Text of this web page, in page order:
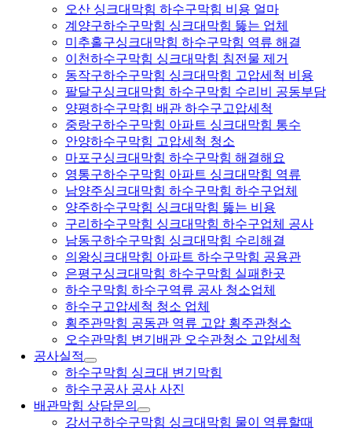
오산 싱크대막힘 하수구막힘 비용 얼마
계양구하수구막힘 싱크대막힘 뚫는 업체
미추홀구싱크대막힘 하수구막힘 역류 해결
이천하수구막힘 싱크대막힘 침전물 제거
동작구하수구막힘 싱크대막힘 고압세척 비용
팔달구싱크대막힘 하수구막힘 수리비 공동부담
양평하수구막힘 배관 하수구고압세척
중랑구하수구막힘 아파트 싱크대막힘 통수
안양하수구막힘 고압세척 청소
마포구싱크대막힘 하수구막힘 해결해요
영통구하수구막힘 아파트 싱크대막힘 역류
남양주싱크대막힘 하수구막힘 하수구업체
양주하수구막힘 싱크대막힘 뚫는 비용
구리하수구막힘 싱크대막힘 하수구업체 공사
남동구하수구막힘 싱크대막힘 수리해결
의왕싱크대막힘 아파트 하수구막힘 공용관
은평구싱크대막힘 하수구막힘 실패한곳
하수구막힘 하수구역류 공사 청소업체
하수구고압세척 청소 업체
횡주관막힘 공동관 역류 고압 횡주관청소
오수관막힘 변기배관 오수관청소 고압세척
공사실적
하수구막힘 싱크대 변기막힘
하수구공사 공사 사진
배관막힘 상담문의
강서구하수구막힘 싱크대막힘 물이 역류할때